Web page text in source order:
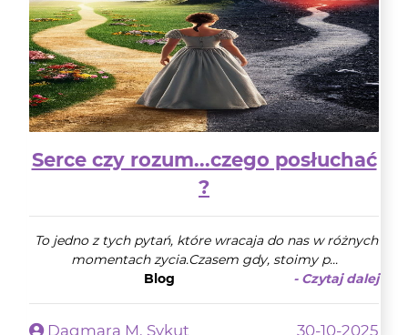
Serce czy rozum...czego posłuchać
?
To jedno z tych pytań, które wracaja do nas w różnych
momentach zycia.Czasem gdy, stoimy p...
Blog
- Czytaj dalej
Dagmara M. Sykut 30-10-2025